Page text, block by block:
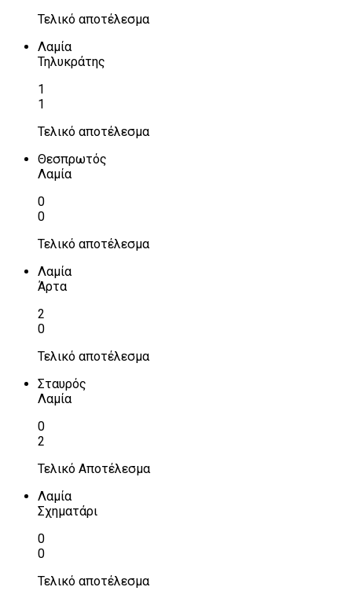
Τελικό αποτέλεσμα
Λαμία
Τηλυκράτης
1
1
Τελικό αποτέλεσμα
Θεσπρωτός
Λαμία
0
0
Τελικό αποτέλεσμα
Λαμία
Άρτα
2
0
Τελικό αποτέλεσμα
Σταυρός
Λαμία
0
2
Τελικό Αποτέλεσμα
Λαμία
Σχηματάρι
0
0
Τελικό αποτέλεσμα